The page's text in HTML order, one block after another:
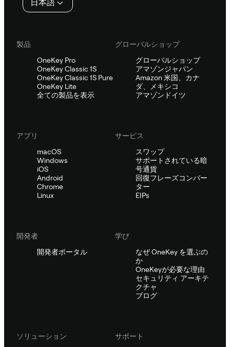
日本語
製品
OneKey Pro
OneKey Classic 1S
OneKey Classic 1S Pure
OneKey Lite
全ての製品を表示
グローバルショップ
グローバルショップ
アマゾンジャパン
Amazon 米国、カナ
ダ、メキシコ
アマゾンドイツ
アプリ
macOS
Windows
iOS
Android
Chrome
Linux
サービス
スワップ
サポートされている暗
号通貨
回復フレーズコンバー
ター
EIPs
開発者
開発者ポータル
学び
なぜ OneKey を選ぶの
か
OneKeyが必要な理由
セキュリティ アーキテ
クチャ
ブログ
ソリューション
サポート